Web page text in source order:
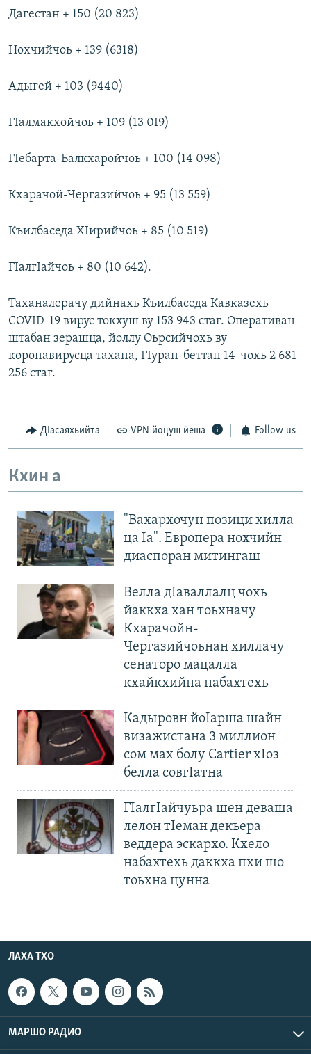
Дагестан + 150 (20 823)
Нохчийчоь + 139 (6318)
Адыгей + 103 (9440)
ГIалмакхойчоь + 109 (13 0I9)
ГIебарта-Балкхаройчоь + 100 (14 098)
Кхарачой-Чергазийчоь + 95 (13 559)
Къилбаседа ХIирийчоь + 85 (10 519)
ГIалгIайчоь + 80 (10 642).
Таханалерачу дийнахь Къилбаседа Кавказехь
COVID-19 вирус токхуш ву 153 943 стаг. Оперативан
штабан зерашца, йоллу Оьрсийчохь ву
коронавирусца тахана, ГIуран-беттан 14-чохь 2 681
256 стаг.
ДIасаяхьийта VPN йоцуш йеша Follow us
Кхин а
"Вахархочун позици хилла
ца Iа". Европера нохчийн
диаспоран митингаш
Велла дIаваллалц чохь
йаккха хан тоьхначу
Кхарачойн-
Чергазийчоьнан хиллачу
сенаторо мацалла
кхайкхийна набахтехь
Кадыровн йоIарша шайн
визажистана 3 миллион
сом мах болу Cartier хIоз
белла совгIатна
ГIалгIайчуьра шен деваша
лелон тIеман декъера
веддера эскархо. Кхело
набахтехь даккха пхи шо
тоьхна цунна
ЛАХА ТХО
МАРШО РАДИО